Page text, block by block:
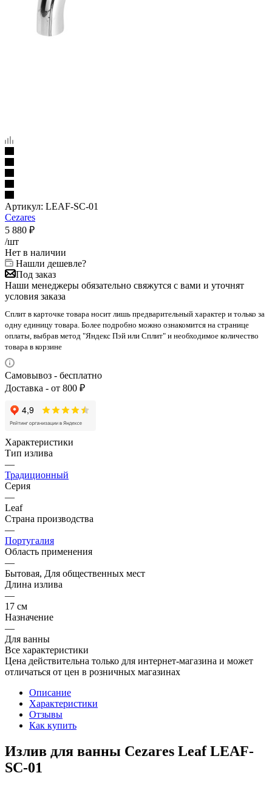
Артикул: LEAF-SC-01
Cezares
5 880 ₽
/шт
Нет в наличии
Нашли дешевле?
Под заказ
Наши менеджеры обязательно свяжутся с вами и уточнят
условия заказа
Сплит в карточке товара носит лишь предварительный характер и только за
одну единицу товара. Более подробно можно ознакомится на странице
оплаты, выбрав метод "Яндекс Пэй или Сплит" и необходимое количество
товара в корзине
Самовывоз - бесплатно
Доставка - от 800 ₽
Характеристики
Тип излива
—
Традиционный
Серия
—
Leaf
Страна производства
—
Португалия
Область применения
—
Бытовая, Для общественных мест
Длина излива
—
17 см
Назначение
—
Для ванны
Все характеристики
Цена действительна только для интернет-магазина и может
отличаться от цен в розничных магазинах
Описание
Характеристики
Отзывы
Как купить
Излив для ванны Cezares Leaf LEAF-
SC-01